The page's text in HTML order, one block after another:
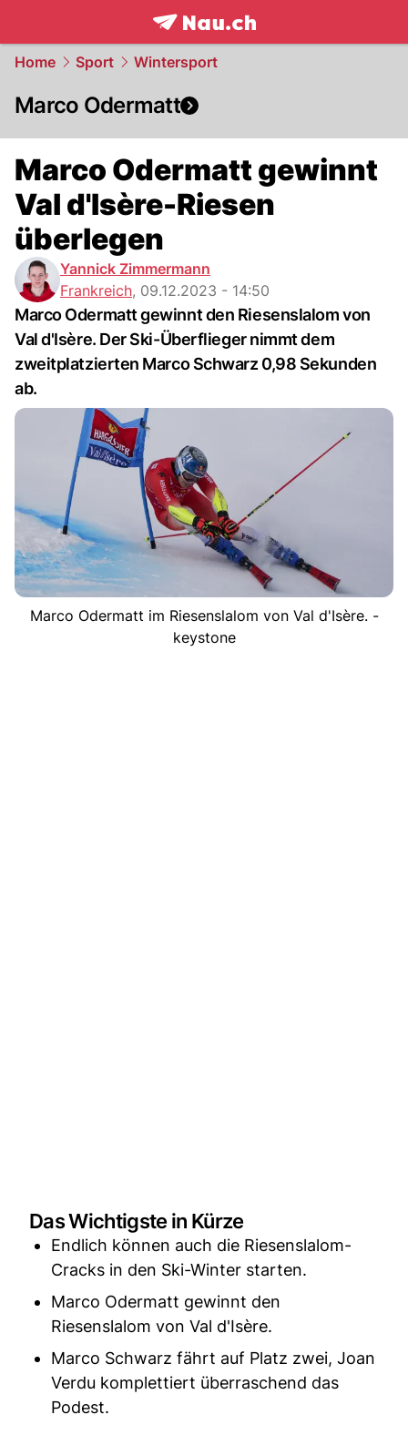
frontpage.NAU.ch
Home Sport Wintersport
Marco Odermatt
Marco Odermatt gewinnt
Val d'Isère-Riesen
überlegen
Yannick Zimmermann
Frankreich, 09.12.2023 - 14:50
Marco Odermatt gewinnt den Riesenslalom von
Val d'Isère. Der Ski-Überflieger nimmt dem
zweitplatzierten Marco Schwarz 0,98 Sekunden
ab.
Marco Odermatt im Riesenslalom von Val d'Isère. -
keystone
Das Wichtigste in Kürze
Endlich können auch die Riesenslalom-
Cracks in den Ski-Winter starten.
Marco Odermatt gewinnt den
Riesenslalom von Val d'Isère.
Marco Schwarz fährt auf Platz zwei, Joan
Verdu komplettiert überraschend das
Podest.